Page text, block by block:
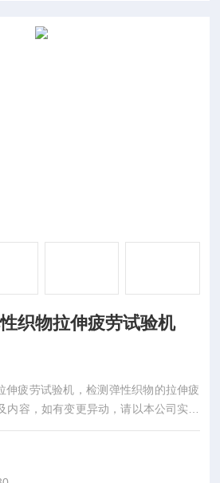
织物拉伸疲劳试验机
伸疲劳试验机，检测弹性织物的拉伸疲
内容，如有变更异动，请以本公司实际